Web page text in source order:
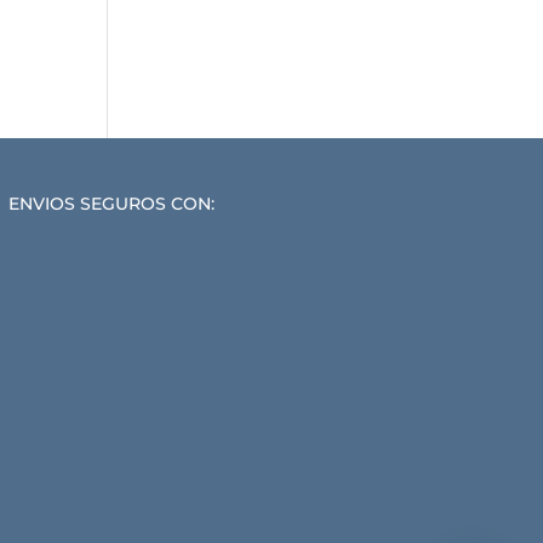
ENVIOS SEGUROS CON: